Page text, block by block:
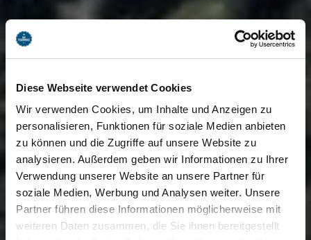
Diese Webseite verwendet Cookies
Wir verwenden Cookies, um Inhalte und Anzeigen zu
personalisieren, Funktionen für soziale Medien anbieten
zu können und die Zugriffe auf unsere Website zu
analysieren. Außerdem geben wir Informationen zu Ihrer
Verwendung unserer Website an unsere Partner für
soziale Medien, Werbung und Analysen weiter. Unsere
Partner führen diese Informationen möglicherweise mit
weiteren Daten zusammen, die Sie ihnen bereitgestellt